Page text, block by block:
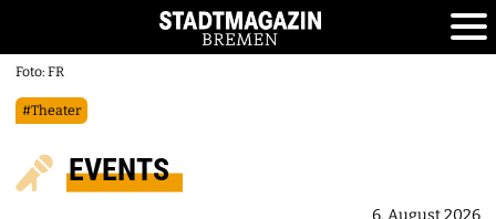
Foto: FR
#Theater
EVENTS
6. August 2026